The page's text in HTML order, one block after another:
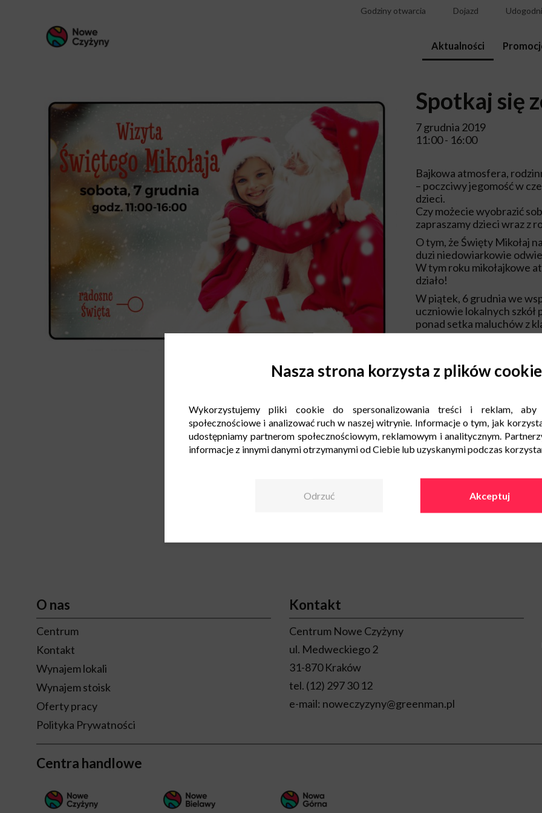
Godziny otwarcia Dojazd
Aktualności
Spotkaj się
7 grudnia 2019
11:00 - 16:00
Bajkowa atmosfera,
– poczciwy jegomość w
dzieci.
Czy możecie wyobrazić
zapraszamy dzieci wraz z
O tym, że Święty Mikołaj
duzi niedowiarkowie
W tym roku mikołajkowe
działo!
W piątek, 6 grudnia we
uczniowie lokalnych
ponad setka maluchów z
Z kolei w sobotę, 7
zapraszamy wszystkie
czekały okrągły rok.
Choć Mikołaj nie
wysłuchać, o jakich
specjalnym tronie, gdzie
pamiątkowych zdjęć,
To nie wszystko! Poczuć
kreatywne, na których
udekorować bombki oraz
Pomocnikiem Mikołaja
przygotowała słodycze dla
Świąteczną krainę
Wstęp jest bezpłatny.
O nas
Centrum
Kontakt
Wynajem lokali
Wynajem stoisk
Oferty pracy
Polityka Prywatności
Kontakt
Centrum Nowe Czyżyny
ul. Medweckiego 2
31-870 Kraków
tel. (12) 297 30 12
e-mail: noweczyzyny@greenman.pl
Centra handlowe
Nasza strona korzysta z plików cookie
Wykorzystujemy pliki cookie do spersonalizowania treści i reklam, aby
społecznościowe i analizować ruch w naszej witrynie. Informacje o tym, jak
udostępniamy partnerom społecznościowym, reklamowym i analitycznym.
informacje z innymi danymi otrzymanymi od Ciebie lub uzyskanymi podczas
Odrzuć Akceptuj